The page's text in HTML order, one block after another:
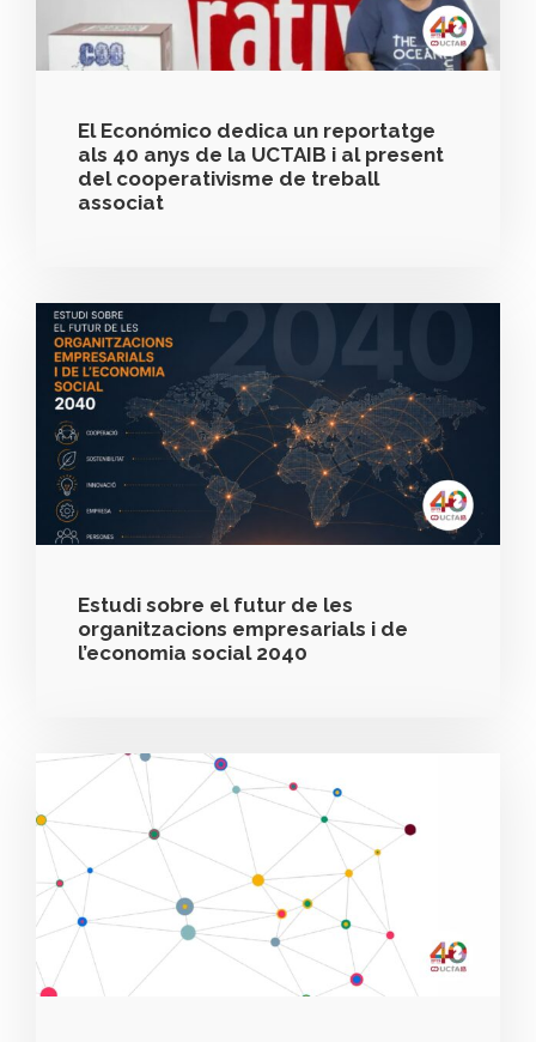
El Económico dedica un reportatge
als 40 anys de la UCTAIB i al present
del cooperativisme de treball
associat
Estudi sobre el futur de les
organitzacions empresarials i de
l’economia social 2040